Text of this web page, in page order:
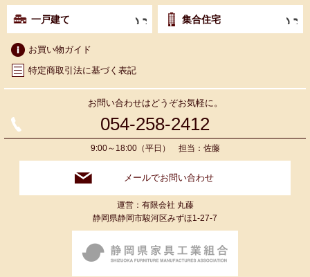
一戸建て 集合住宅
お買い物ガイド
特定商取引法に基づく表記
お問い合わせはどうぞお気軽に。
054-258-2412
9:00～18:00（平日） 担当：佐藤
メールでお問い合わせ
運営：有限会社 丸藤
静岡県静岡市駿河区みずほ1-27-7